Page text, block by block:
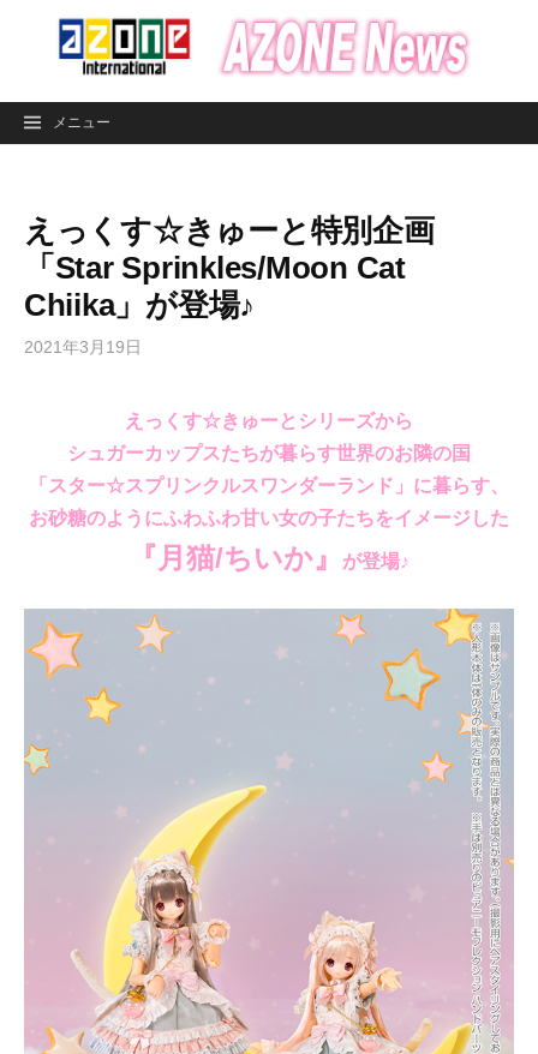
ン
メニュー
えっくす☆きゅーと特別企画
「Star Sprinkles/Moon Cat
Chiika」が登場♪
2021年3月19日
えっくす☆きゅーとシリーズから
シュガーカップスたちが暮らす世界のお隣の国
「スター☆スプリンクルスワンダーランド」に暮らす、
お砂糖のようにふわふわ甘い女の子たちをイメージした
『月猫/ちいか』 が登場♪